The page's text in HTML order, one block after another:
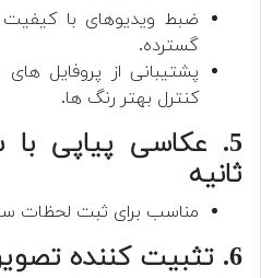
ضبط ویدیوهای با کیفیت
گسترده.
کنترل بهتر رنگ ها.
ثانیه
مناسب برای ثبت لحظات
6. تثبیت کننده تصویر 5 محوره داخلی